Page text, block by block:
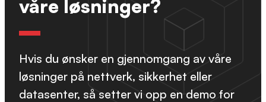
våre løsninger?
Hvis du ønsker en gjennomgang av våre
løsninger på nettverk, sikkerhet eller
datasenter, så setter vi opp en demo for